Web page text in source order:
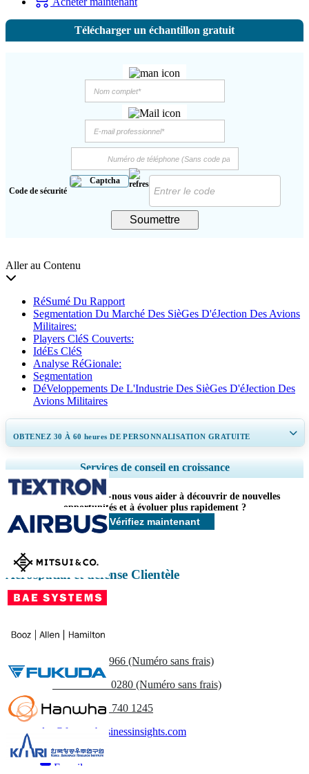
Télécharger un échantillon gratuit
Code de sécurité
Soumettre
Aller au Contenu
RéSumé Du Rapport
Segmentation Du Marché Des SièGes D'éJection Des Avions
Militaires:
Players CléS Couverts:
IdéEs CléS
Analyse RéGionale:
Segmentation
DéVeloppements De L'Industrie Des SièGes D'éJection Des
Avions Militaires
OBTENEZ 30 À 60heures DE PERSONNALISATION GRATUITE
Ampliar a cobertura regional e por país, Análise de segmentos, Perfis de
empresas, Benchmarking competitivo, e insights sobre o usuário final.
Personnaliser maintenant
Services de conseil en croissance
Comment pouvons-nous vous aider à découvrir de nouvelles
opportunités et à évoluer plus rapidement ?
Vérifiez maintenant
Aérospatial et défense Clientèle
Contactez-nous
+1 833 909 2966 (Numéro sans frais)
+44 808 502 0280 (Numéro sans frais)
(APAC) +91 744 740 1245
sales@fortunebusinessinsights.com
Appel
E-mail